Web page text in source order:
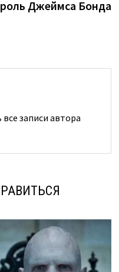
роль Джеймса Бонда
записи автора